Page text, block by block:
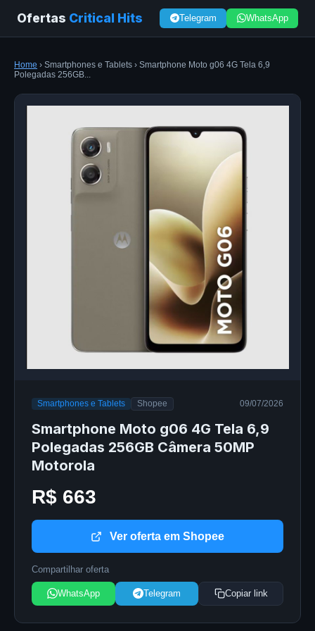
Ofertas Critical Hits Telegram WhatsApp
Home › Smartphones e Tablets › Smartphone Moto g06 4G Tela 6,9
Polegadas 256GB...
Smartphones e Tablets Shopee 09/07/2026
Smartphone Moto g06 4G Tela 6,9
Polegadas 256GB Câmera 50MP
Motorola
R$ 663
Ver oferta em Shopee
Compartilhar oferta
WhatsApp Telegram Copiar link